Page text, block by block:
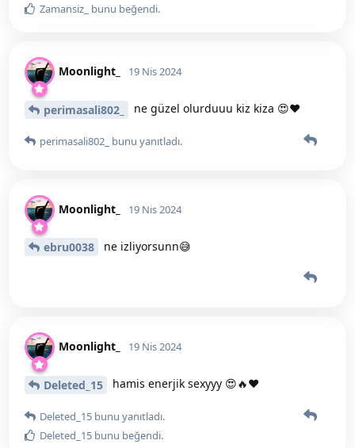
Zamansiz_ bunu beğendi.
Moonlight_ 19 Nis 2024
perimasali802_ ne güzel olurduuu kiz kiza 😍❤️
perimasali802_ bunu yanıtladı.
Moonlight_ 19 Nis 2024
ebru0038 ne izliyorsunn😅
Moonlight_ 19 Nis 2024
Deleted_15 hamis enerjik sexyyy 😍🔥❤️
Deleted_15 bunu yanıtladı.
Deleted_15 bunu beğendi.